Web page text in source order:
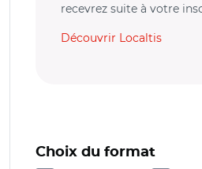
recevrez suite à votre
Découvrir Localtis
Choix du format